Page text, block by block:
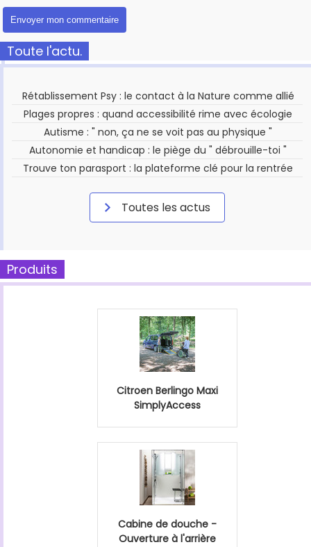
Toute l'actu.
Rétablissement Psy : le contact à la Nature comme allié
Plages propres : quand accessibilité rime avec écologie
Autisme : " non, ça ne se voit pas au physique "
Autonomie et handicap : le piège du " débrouille-toi "
Trouve ton parasport : la plateforme clé pour la rentrée
Toutes les actus
Produits
Citroen Berlingo Maxi
SimplyAccess
Cabine de douche -
Ouverture à l'arrière